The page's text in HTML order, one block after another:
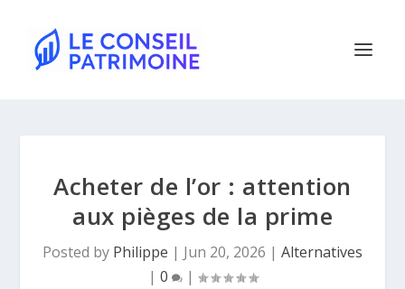
Acheter de l’or : attention
aux pièges de la prime
Posted by Philippe | Jun 20, 2026 | Alternatives
| 0 |